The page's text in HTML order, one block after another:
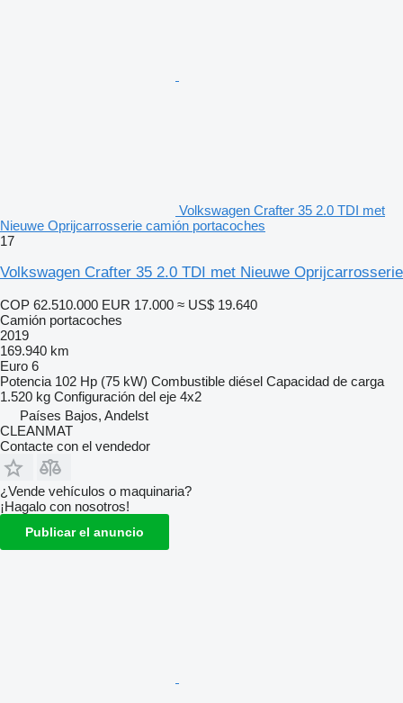
Volkswagen Crafter 35 2.0 TDI met
Nieuwe Oprijcarrosserie camión portacoches
17
Volkswagen Crafter 35 2.0 TDI met Nieuwe Oprijcarrosserie
COP 62.510.000 EUR 17.000 ≈ US$ 19.640
Camión portacoches
2019
169.940 km
Euro 6
Potencia 102 Hp (75 kW) Combustible diésel Capacidad de carga
1.520 kg Configuración del eje 4x2
Países Bajos, Andelst
CLEANMAT
Contacte con el vendedor
¿Vende vehículos o maquinaria?
¡Hagalo con nosotros!
Publicar el anuncio